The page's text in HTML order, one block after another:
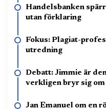
Handelsbanken
utan förklaring
Fokus: Plagiat-
utredning
Debatt: Jimmie är
verkligen bryr sig
Jan Emanuel om en